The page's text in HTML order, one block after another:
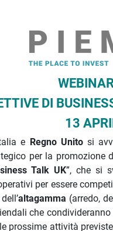
DI
13
e Regno Unitosi
per la promozione
Talk UK”, che si
per essere
altagamma (arredo,
che
prossime attività